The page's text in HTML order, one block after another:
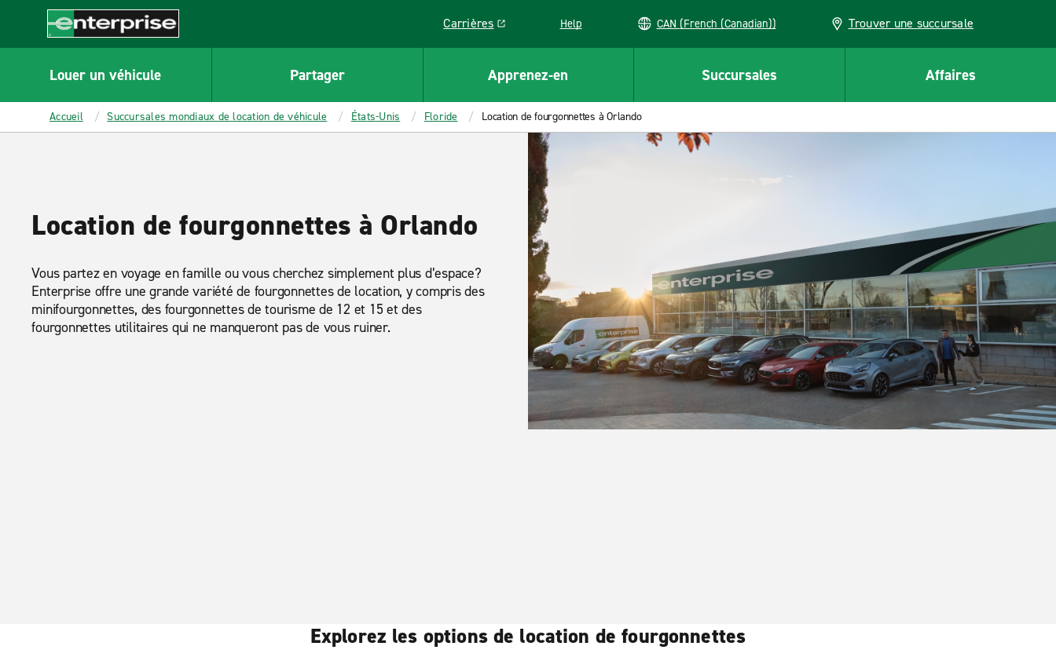
CONTENT
Enterprise
Carrières
Link opens in a new window
Help CAN (French (Canadian)) Trouver une succursale
Louer un véhicule Partager Apprenez-en Succursales Affaires
Accueil Succursales mondiaux de location de véhicule États-Unis Floride Location de fourgonnettes à Orlando
Location de fourgonnettes à Orlando
Vous partez en voyage en famille ou vous cherchez simplement plus d’espace?
Enterprise offre une grande variété de fourgonnettes de location, y compris des
minifourgonnettes, des fourgonnettes de tourisme de 12 et 15 et des
fourgonnettes utilitaires qui ne manqueront pas de vous ruiner.
Explorez les options de location de fourgonnettes